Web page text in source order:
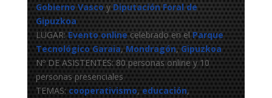
Gobierno VascoyDiputación Foral de
Gipuzkoa
LUGAR:Evento onlinecelebrado en elParque
Tecnológico Garaia,Mondragón,Gipuzkoa
Nº DE ASISTENTES: 80 personas online y 10
personas presenciales
TEMAS:cooperativismo,educación,